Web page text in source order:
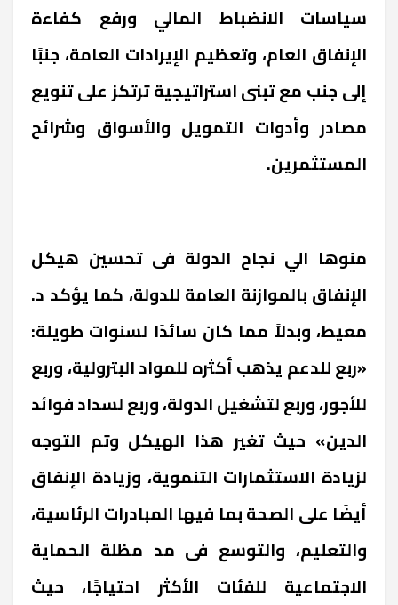
سياسات الانضباط المالي ورفع كفاءة
الإنفاق العام، وتعظيم الإيرادات العامة، جنبًا
إلى جنب مع تبنى استراتيجية ترتكز على تنويع
مصادر وأدوات التمويل والأسواق وشرائح
المستثمرين.
منوها الي نجاح الدولة فى تحسين هيكل
الإنفاق بالموازنة العامة للدولة، كما يؤكد د.
معيط، وبدلاً مما كان سائدًا لسنوات طويلة:
«ربع للدعم يذهب أكثره للمواد البترولية، وربع
للأجور، وربع لتشغيل الدولة، وربع لسداد فوائد
الدين» حيث تغير هذا الهيكل وتم التوجه
لزيادة الاستثمارات التنموية، وزيادة الإنفاق
أيضًا على الصحة بما فيها المبادرات الرئاسية،
والتعليم، والتوسع فى مد مظلة الحماية
الاجتماعية للفئات الأكثر احتياجًا، حيث